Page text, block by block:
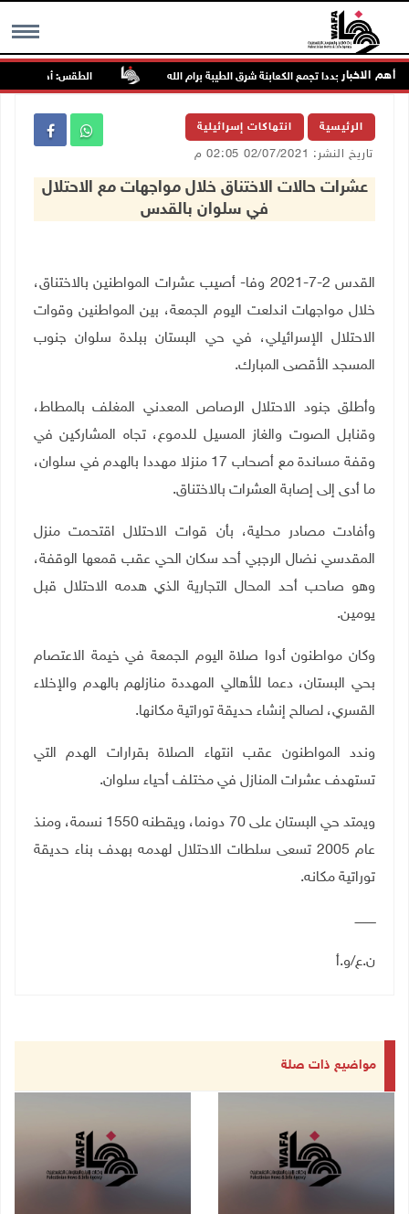
MENU أهم الاخبارمجددا تجمع الكعابنة شرق الطيبة برام الله الطقس: أجواء صافية
الرئيسية انتهاكات إسرائيلية
تاريخ النشر: 02/07/2021 02:05 م
عشرات حالات الاختناق خلال مواجهات مع الاحتلال
في سلوان بالقدس
القدس 2-7-2021 وفا- أصيب عشرات المواطنين بالاختناق،
خلال مواجهات اندلعت اليوم الجمعة، بين المواطنين وقوات
الاحتلال الإسرائيلي، في حي البستان ببلدة سلوان جنوب
المسجد الأقصى المبارك.
وأطلق جنود الاحتلال الرصاص المعدني المغلف بالمطاط،
وقنابل الصوت والغاز المسيل للدموع، تجاه المشاركين في
وقفة مساندة مع أصحاب 17 منزلا مهددا بالهدم في سلوان،
ما أدى إلى إصابة العشرات بالاختناق.
وأفادت مصادر محلية، بأن قوات الاحتلال اقتحمت منزل
المقدسي نضال الرجبي أحد سكان الحي عقب قمعها الوقفة،
وهو صاحب أحد المحال التجارية الذي هدمه الاحتلال قبل
يومين.
وكان مواطنون أدوا صلاة اليوم الجمعة في خيمة الاعتصام
بحي البستان، دعما للأهالي المهددة منازلهم بالهدم والإخلاء
القسري، لصالح إنشاء حديقة توراتية مكانها.
وندد المواطنون عقب انتهاء الصلاة بقرارات الهدم التي
تستهدف عشرات المنازل في مختلف أحياء سلوان.
ويمتد حي البستان على 70 دونما، ويقطنه 1550 نسمة، ومنذ
عام 2005 تسعى سلطات الاحتلال لهدمه بهدف بناء حديقة
توراتية مكانه.
ـــــــــــ
ن.ع/و.أ
مواضيع ذات صلة